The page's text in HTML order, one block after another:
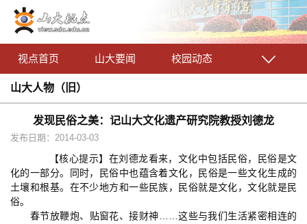
视点首页 山大要闻 校园动态
山大人物（旧）
发现民俗之美：记山大文化遗产研究院教授刘德龙
发布日期：2014-03-03
【核心提示】在刘德龙看来，文化中包括民俗，民俗是文
化的一部分。同时，民俗中也蕴含着文化，民俗是一些文化生成的
土壤和根基。在不少地方和一些民族，民俗就是文化，文化就是民
俗。
春节放鞭炮、贴窗花、接财神……这些与我们生活紧密相连的